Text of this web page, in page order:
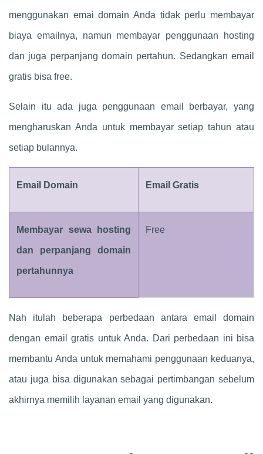
menggunakan emai domain Anda tidak perlu membayar
biaya emailnya, namun membayar penggunaan hosting
dan juga perpanjang domain pertahun. Sedangkan email
gratis bisa free.
Selain itu ada juga penggunaan email berbayar, yang
mengharuskan Anda untuk membayar setiap tahun atau
setiap bulannya.
Email Domain Email Gratis
Membayar sewa hosting
dan perpanjang domain
pertahunnya
Free
Nah itulah beberapa perbedaan antara email domain
dengan email gratis untuk Anda. Dari perbedaan ini bisa
membantu Anda untuk memahami penggunaan keduanya,
atau juga bisa digunakan sebagai pertimbangan sebelum
akhirnya memilih layanan email yang digunakan.